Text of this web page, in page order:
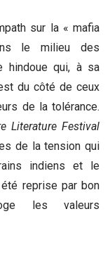
sur la « mafia
le milieu des
hindoue qui, à sa
du côté de ceux
de la tolérance.
Literature Festival
de la tension qui
indiens et le
reprise par bon
les valeurs